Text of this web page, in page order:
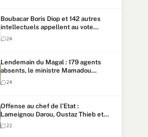
Boubacar Boris Diop et 142 autres
intellectuels appellent au vote
urgent de la révision
constitutionnelle
24
Lendemain du Magal : 179 agents
absents, le ministre Mamadou
Lamine Dianté exige des explications
24
Offense au chef de l’Etat :
Lameignou Darou, Oustaz Thieb et
Ndiaye Touba lourdement
condamnés
22